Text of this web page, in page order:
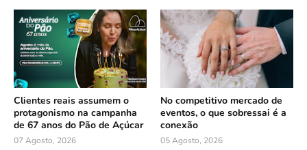
Clientes reais assumem o
protagonismo na campanha
de 67 anos do Pão de Açúcar
07 Agosto, 2026
No competitivo mercado de
eventos, o que sobressai é a
conexão
05 Agosto, 2026